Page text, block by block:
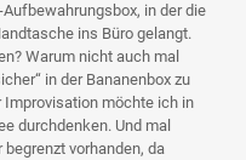
in der die
ins Büro gelangt.
Warum nicht auch mal
in der Bananenbox zu
Improvisation möchte ich in
durchdenken. Und mal
vorhanden, da